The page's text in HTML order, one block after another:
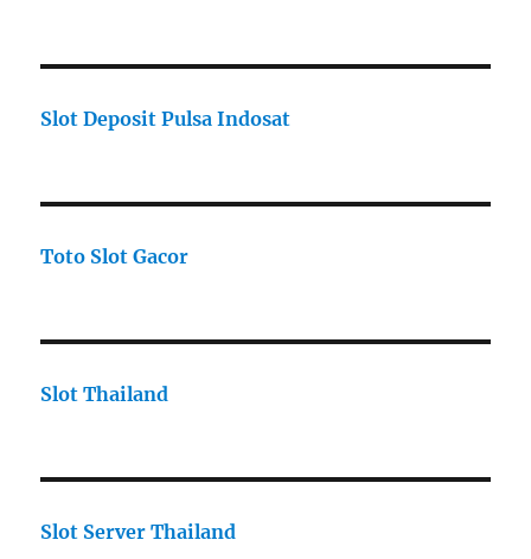
Slot Deposit Pulsa Indosat
Toto Slot Gacor
Slot Thailand
Slot Server Thailand